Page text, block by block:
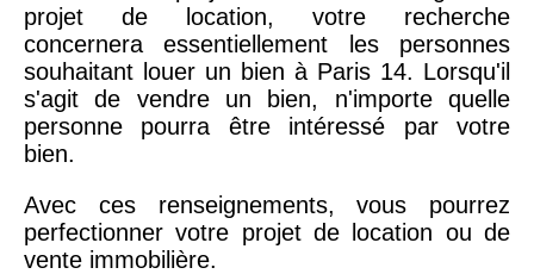
projet de location, votre recherche
concernera essentiellement les personnes
souhaitant louer un bien à Paris 14. Lorsqu'il
s'agit de vendre un bien, n'importe quelle
personne pourra être intéressé par votre
bien.
Avec ces renseignements, vous pourrez
perfectionner votre projet de location ou de
vente immobilière.